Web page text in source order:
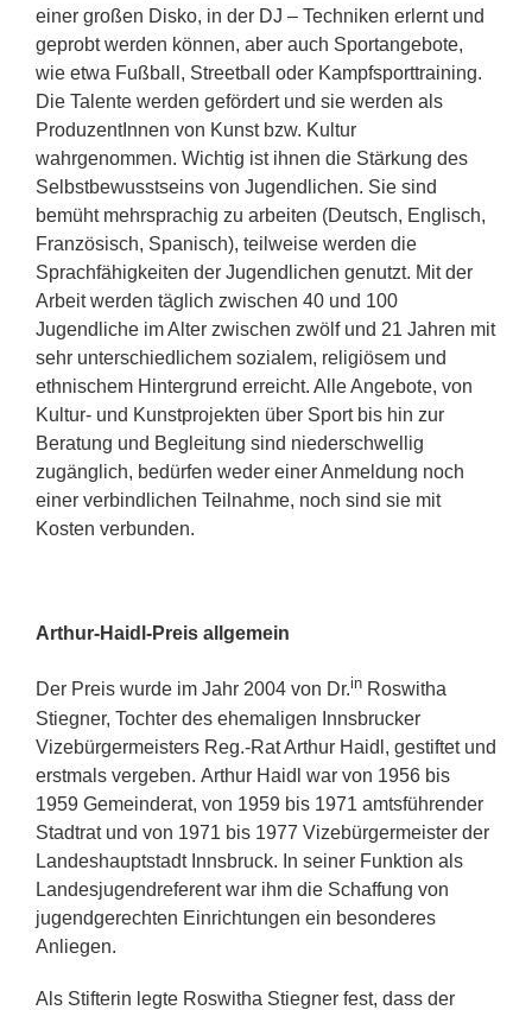
einer großen Disko, in der DJ – Techniken erlernt und
geprobt werden können, aber auch Sportangebote,
wie etwa Fußball, Streetball oder Kampfsporttraining.
Die Talente werden gefördert und sie werden als
ProduzentInnen von Kunst bzw. Kultur
wahrgenommen. Wichtig ist ihnen die Stärkung des
Selbstbewusstseins von Jugendlichen. Sie sind
bemüht mehrsprachig zu arbeiten (Deutsch, Englisch,
Französisch, Spanisch), teilweise werden die
Sprachfähigkeiten der Jugendlichen genutzt. Mit der
Arbeit werden täglich zwischen 40 und 100
Jugendliche im Alter zwischen zwölf und 21 Jahren mit
sehr unterschiedlichem sozialem, religiösem und
ethnischem Hintergrund erreicht. Alle Angebote, von
Kultur- und Kunstprojekten über Sport bis hin zur
Beratung und Begleitung sind niederschwellig
zugänglich, bedürfen weder einer Anmeldung noch
einer verbindlichen Teilnahme, noch sind sie mit
Kosten verbunden.
Arthur-Haidl-Preis allgemein
Der Preis wurde im Jahr 2004 von Dr.in Roswitha
Stiegner, Tochter des ehemaligen Innsbrucker
Vizebürgermeisters Reg.-Rat Arthur Haidl, gestiftet und
erstmals vergeben. Arthur Haidl war von 1956 bis
1959 Gemeinderat, von 1959 bis 1971 amtsführender
Stadtrat und von 1971 bis 1977 Vizebürgermeister der
Landeshauptstadt Innsbruck. In seiner Funktion als
Landesjugendreferent war ihm die Schaffung von
jugendgerechten Einrichtungen ein besonderes
Anliegen.
Als Stifterin legte Roswitha Stiegner fest, dass der